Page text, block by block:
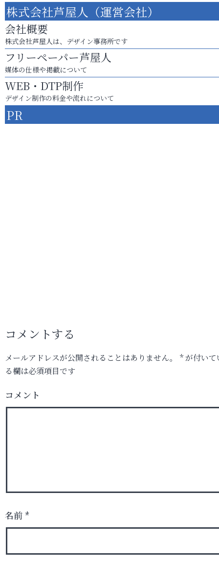
株式会社芦屋人（運営会社）
会社概要
株式会社芦屋人は、デザイン事務所です
フリーペーパー芦屋人
媒体の仕様や掲載について
WEB・DTP制作
デザイン制作の料金や流れについて
PR
コメントする
メールアドレスが公開されることはありません。 *が付いて
る欄は必須項目です
コメント
名前 *